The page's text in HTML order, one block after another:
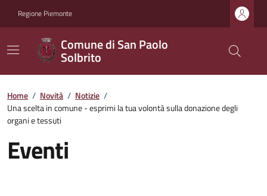
Regione Piemonte
Comune di San Paolo
Solbrito
Home / Novità / Notizie /
Una scelta in comune - esprimi la tua volontà sulla donazione degli
organi e tessuti
Eventi